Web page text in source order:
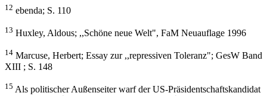
12 ebenda; S. 110
13 Huxley, Aldous; ,,Schöne neue Welt", FaM Neuauflage 1996
14 Marcuse, Herbert; Essay zur ,,repressiven Toleranz"; GesW Band
XIII ; S. 148
15 Als politischer Außenseiter warf der US-Präsidentschaftskandidat